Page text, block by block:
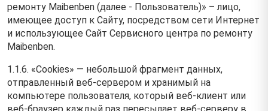
ремонту Maibenben (далее ‑ Пользователь)» – лицо,
имеющее доступ к Сайту, посредством сети Интернет
и использующее Сайт Сервисного центра по ремонту
Maibenben.
1.1.6. «Cookies» — небольшой фрагмент данных,
отправленный веб-сервером и хранимый на
компьютере пользователя, который веб-клиент или
веб-браузер каждый раз пересылает веб-серверу в